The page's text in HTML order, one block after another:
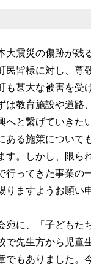
震災の傷跡が残
皆様に対し、尊
甚大な被害を受
は教育施設や道路
へと繋げていきた
ある施策について
す。しかし、限
行ってきた事業の
ますようお願い
に、「子どもた
で先生方から児童
でもありました